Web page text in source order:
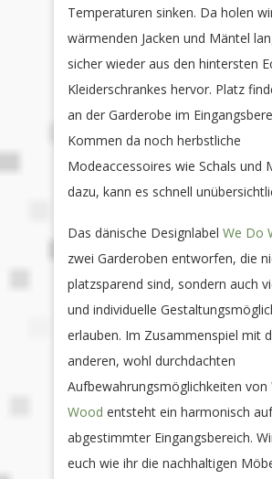
Temperaturen sinken. Da holen
wärmenden Jacken und Mäntel
sicher wieder aus den hintersten
Kleiderschrankes hervor. Platz
an der Garderobe im
Kommen da noch herbstliche
Modeaccessoires wie Schals und
dazu, kann es schnell
Das dänische Designlabel We Do
zwei Garderoben entworfen, die
platzsparend sind, sondern auch
und individuelle
erlauben. Im Zusammenspiel mit
anderen, wohl durchdachten
Aufbewahrungsmöglichkeiten von
Wood entsteht ein harmonisch
abgestimmter Eingangsbereich.
euch wie ihr die nachhaltigen